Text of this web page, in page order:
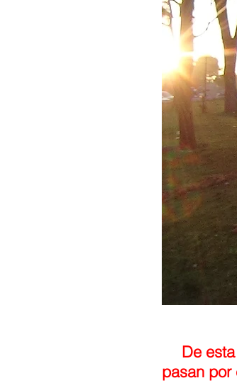
De
pasan por